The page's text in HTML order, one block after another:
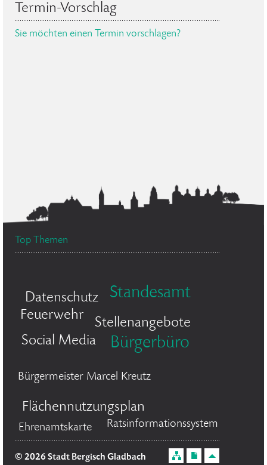
Termin-Vorschlag
Sie möchten einen Termin vorschlagen?
Top Themen
Datenschutz Standesamt
Feuerwehr
Stellenangebote
Social Media
Bürgerbüro
Bürgermeister Marcel Kreutz
Flächennutzungsplan
Ehrenamtskarte Ratsinformationssystem
© 2026 Stadt Bergisch Gladbach